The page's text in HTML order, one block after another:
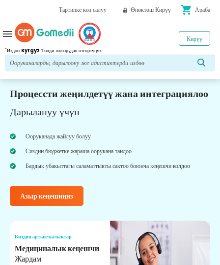
Тартипке көз салуу Өнөктөш Кирүү shopping_cart Араба
*Издөө Kyrgyz Тилди жогорудан өзгөртүңүз.
Кирүү
menu
Процессти жеңилдетүү жана интеграциялоо
Дарылануу үчүн
Ооруканада жайлуу болуу
Сиздин бюджетке жараша оорукана тандоо
Бардык убакыттагы саламаттыкты сактоо боюнча кеңешчи колдоо
Азыр кеңешиңиз
Биздин артыкчылыктар
Медициналык кеңешчи
Жардам